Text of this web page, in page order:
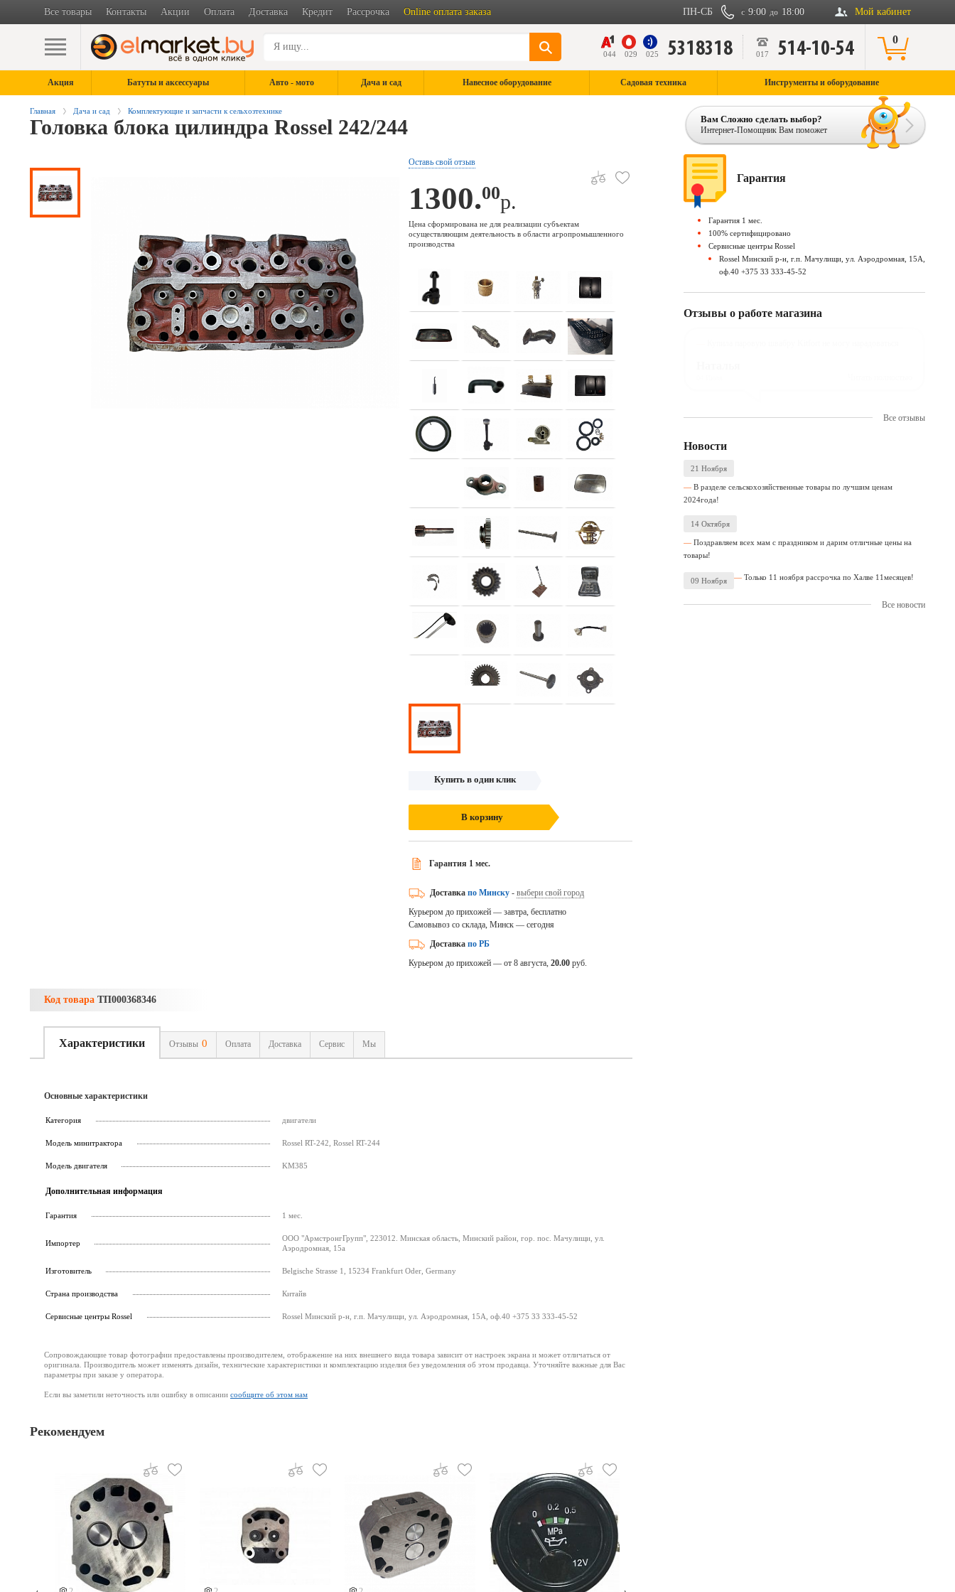
Все товары Контакты Акции Оплата Доставка Кредит Рассрочка Online оплата заказа Мой кабинет
с 9:00 до 18:00
ПН-СБ
044 029 025 5318318 017 514-10-54 0
Акция Батуты и аксессуары Авто - мото Дача и сад Навесное оборудование Садовая техника Инструменты и оборудование
Главная Дача и сад Комплектующие и запчасти к сельхозтехнике
Головка блока цилиндра Rossel 242/244 Вам Сложно сделать выбор?
Интернет-Помощник Вам поможет
Оставь свой отзыв
1300.00р.
Цена сформирована не для реализации субъектам
осуществляющим деятельность в области агропромышленного
производства
Купить в один клик
В корзину
Гарантия 1 мес.
Доставка по Минску- выбери свой город
Курьером до прихожей — завтра, бесплатно
Самовывоз со склада, Минск — сегодня
Доставка по РБ
Курьером до прихожей — от 8 августа, 20.00 руб.
Код товара ТП000368346
Характеристики Отзывы 0 Оплата Доставка Сервис Мы
Основные характеристики
Категория двигатели
Модель минитрактора Rossel RT-242, Rossel RT-244
Модель двигателя KM385
Дополнительная информация
Гарантия 1 мес.
Импортер
ООО "АрмстронгГрупп", 223012. Минская область, Минский район, гор. пос. Мачулищи, ул.
Аэродромная, 15а
Изготовитель Belgische Strasse 1, 15234 Frankfurt Oder, Germany
Страна производства Китайв
Cервисные центры Rossel Rossel Минский р-н, г.п. Мачулищи, ул. Аэродромная, 15А, оф.40 +375 33 333-45-52
Сопровождающие товар фотографии предоставлены производителем, отображение на них внешнего вида товара зависит от настроек экрана и может отличаться от
оригинала. Производитель может изменять дизайн, технические характеристики и комплектацию изделия без уведомления об этом продавца. Уточняйте важные для Вас
параметры при заказе у оператора.
Если вы заметили неточность или ошибку в описании сообщите об этом нам
Рекомендуем
Гарантия
Гарантия 1 мес.
100% сертифицировано
Сервисные центры Rossel
Rossel Минский р-н, г.п. Мачулищи, ул. Аэродромная, 15А,
оф.40 +375 33 333-45-52
Отзывы о работе магазина
Все отзывы
Новости
21 Ноября
В разделе сельскохозяйственные товары по лучшим ценам
2024года!
14 Октября
Поздравляем всех мам с праздником и дарим отличные цены на
товары!
09 Ноября Только 11 ноября рассрочка по Халве 11месяцев!
Все новости